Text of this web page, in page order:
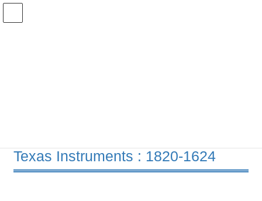
コ
ナ
Texas Instruments : 1820-1624